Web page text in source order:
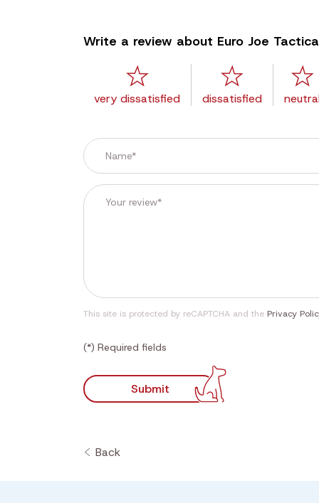
Write a review about Euro Joe
very dissatisfied dissatisfied
This site is protected by reCAPTCHA and the Privacy
(*) Required fields
Submit
Back